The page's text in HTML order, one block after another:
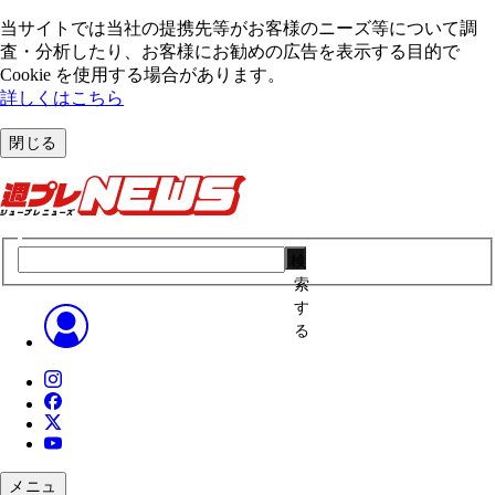
当サイトでは当社の提携先等がお客様のニーズ等について調
査・分析したり、お客様にお勧めの広告を表⽰する⽬的で
Cookie を使⽤する場合があります。
詳しくはこちら
閉じる
索
す
る
メニュ